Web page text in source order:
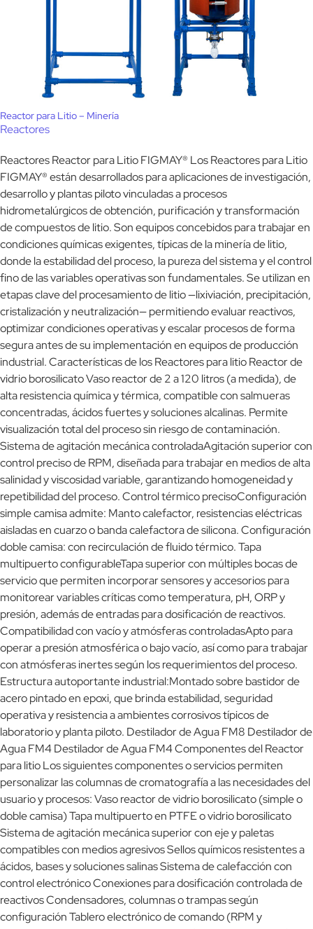
Reactor para Litio – Minería
Reactores
Reactores Reactor para Litio FIGMAY® Los Reactores para Litio
FIGMAY® están desarrollados para aplicaciones de investigación,
desarrollo y plantas piloto vinculadas a procesos
hidrometalúrgicos de obtención, purificación y transformación
de compuestos de litio. Son equipos concebidos para trabajar en
condiciones químicas exigentes, típicas de la minería de litio,
donde la estabilidad del proceso, la pureza del sistema y el control
fino de las variables operativas son fundamentales. Se utilizan en
etapas clave del procesamiento de litio —lixiviación, precipitación,
cristalización y neutralización— permitiendo evaluar reactivos,
optimizar condiciones operativas y escalar procesos de forma
segura antes de su implementación en equipos de producción
industrial. Características de los Reactores para litio Reactor de
vidrio borosilicato Vaso reactor de 2 a 120 litros (a medida), de
alta resistencia química y térmica, compatible con salmueras
concentradas, ácidos fuertes y soluciones alcalinas. Permite
visualización total del proceso sin riesgo de contaminación.
Sistema de agitación mecánica controladaAgitación superior con
control preciso de RPM, diseñada para trabajar en medios de alta
salinidad y viscosidad variable, garantizando homogeneidad y
repetibilidad del proceso. Control térmico precisoConfiguración
simple camisa admite: Manto calefactor, resistencias eléctricas
aisladas en cuarzo o banda calefactora de silicona. Configuración
doble camisa: con recirculación de fluido térmico. Tapa
multipuerto configurableTapa superior con múltiples bocas de
servicio que permiten incorporar sensores y accesorios para
monitorear variables críticas como temperatura, pH, ORP y
presión, además de entradas para dosificación de reactivos.
Compatibilidad con vacío y atmósferas controladasApto para
operar a presión atmosférica o bajo vacío, así como para trabajar
con atmósferas inertes según los requerimientos del proceso.
Estructura autoportante industrial:Montado sobre bastidor de
acero pintado en epoxi, que brinda estabilidad, seguridad
operativa y resistencia a ambientes corrosivos típicos de
laboratorio y planta piloto. Destilador de Agua FM8 Destilador de
Agua FM4 Destilador de Agua FM4 Componentes del Reactor
para litio Los siguientes componentes o servicios permiten
personalizar las columnas de cromatografía a las necesidades del
usuario y procesos: Vaso reactor de vidrio borosilicato (simple o
doble camisa) Tapa multipuerto en PTFE o vidrio borosilicato
Sistema de agitación mecánica superior con eje y paletas
compatibles con medios agresivos Sellos químicos resistentes a
ácidos, bases y soluciones salinas Sistema de calefacción con
control electrónico Conexiones para dosificación controlada de
reactivos Condensadores, columnas o trampas según
configuración Tablero electrónico de comando (RPM y